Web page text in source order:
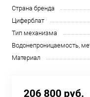
Страна бренда
Циферблат
Тип механизма
Водонепроницаемость,
Материал
206 800 руб.